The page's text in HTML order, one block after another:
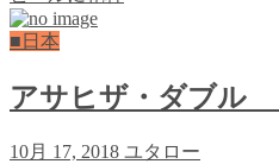
■日本
アサヒザ・ダブル
10月 17, 2018 ユタロー